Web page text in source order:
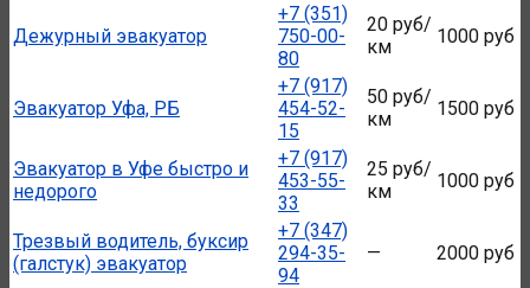
Дежурный эвакуатор
+7 (351)
750-00-
80
20 руб/
км
1000 руб
Эвакуатор Уфа, РБ
+7 (917)
454-52-
15
50 руб/
км
1500 руб
Эвакуатор в Уфе быстро и
недорого
+7 (917)
453-55-
33
25 руб/
км
1000 руб
Трезвый водитель, буксир
(галстук) эвакуатор
+7 (347)
294-35-
94
— 2000 руб